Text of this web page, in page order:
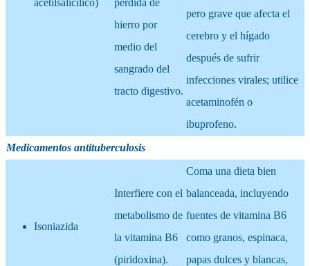
acetilsalicílico)
pérdida de
hierro por
medio del
sangrado del
tracto digestivo.
pero grave que afecta el
cerebro y el hígado
después de sufrir
infecciones virales; utilice
acetaminofén o
ibuprofeno.
Medicamentos antituberculosis
Isoniazida
Interfiere con el
metabolismo de
la vitamina B6
(piridoxina).
Coma una dieta bien
balanceada, incluyendo
fuentes de vitamina B6
como granos, espinaca,
papas dulces y blancas,